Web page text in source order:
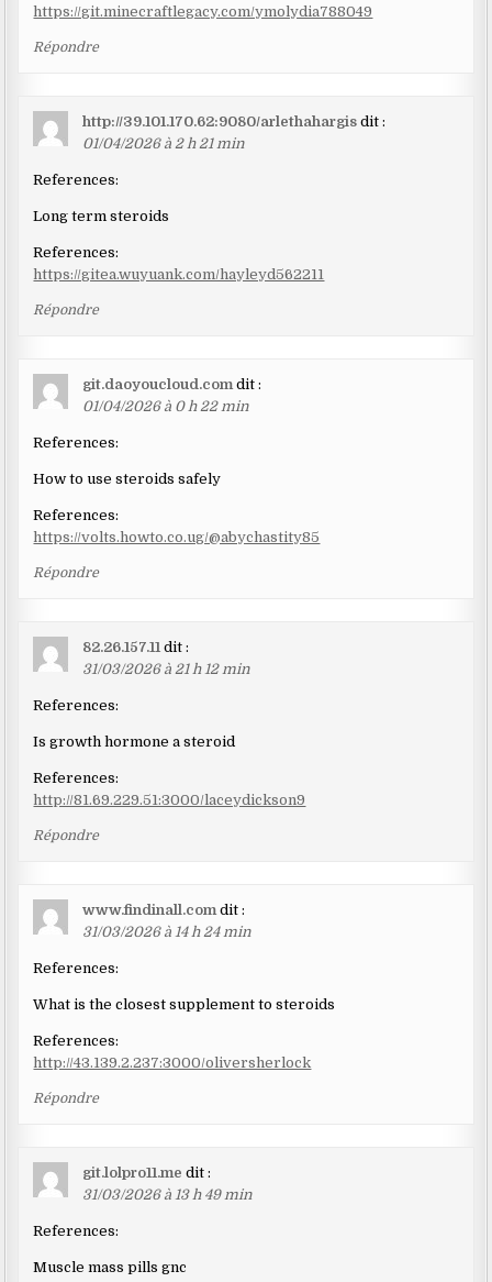
https://git.minecraftlegacy.com/ymolydia788049
Répondre
http://39.101.170.62:9080/arlethahargis dit :
01/04/2026 à 2 h 21 min
References:
Long term steroids
References:
https://gitea.wuyuank.com/hayleyd562211
Répondre
git.daoyoucloud.com dit :
01/04/2026 à 0 h 22 min
References:
How to use steroids safely
References:
https://volts.howto.co.ug/@abychastity85
Répondre
82.26.157.11 dit :
31/03/2026 à 21 h 12 min
References:
Is growth hormone a steroid
References:
http://81.69.229.51:3000/laceydickson9
Répondre
www.findinall.com dit :
31/03/2026 à 14 h 24 min
References:
What is the closest supplement to steroids
References:
http://43.139.2.237:3000/oliversherlock
Répondre
git.lolpro11.me dit :
31/03/2026 à 13 h 49 min
References:
Muscle mass pills gnc